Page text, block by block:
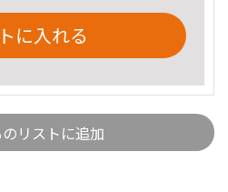
に入れる
リストに追加